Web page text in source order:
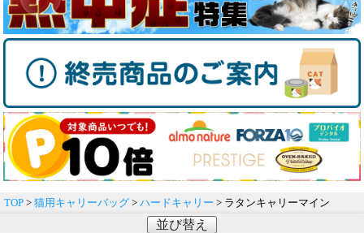
TOP > 猫用キャリーバッグ > ハードキャリー > ラタンキャリーマイン
並び替え